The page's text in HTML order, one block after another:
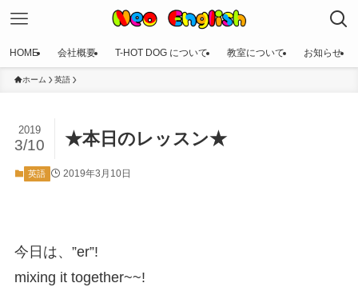
HOME 会社概要 T-HOT DOG について 教室について お知らせ
ホーム 英語
★本日のレッスン★
2019
3/10
英語 2019年3月10日
今日は、”er”!
mixing it together~~!